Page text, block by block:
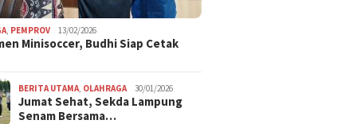
PEMPROV 13/02/2026
Minisoccer, Budhi Siap Cetak
BERITA UTAMA OLAHRAGA 30/01/2026
Jumat Sehat, Sekda Lampung
Senam Bersama…